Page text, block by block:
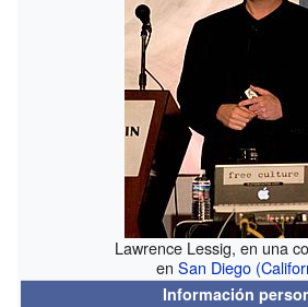
Lawrence Lessig, en una
enSan Diego
Información